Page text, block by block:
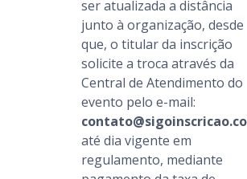
ser atualizada a distância
junto à organização, desde
que, o titular da inscrição
solicite a troca através da
Central de Atendimento do
evento pelo e-mail:
até dia vigente em
regulamento, mediante